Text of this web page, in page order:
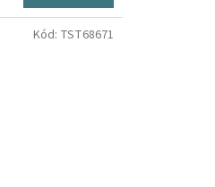
Kód: TST68671